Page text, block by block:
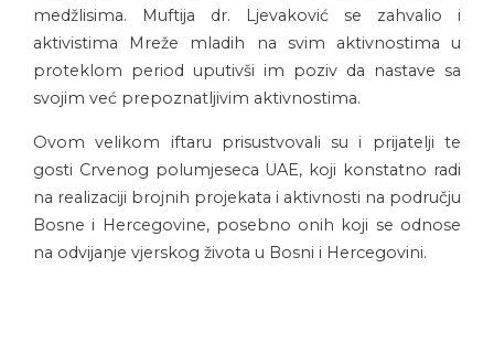
medžlisima. Muftija dr. Ljevaković se zahvalio i
aktivistima Mreže mladih na svim aktivnostima u
proteklom period uputivši im poziv da nastave sa
svojim već prepoznatljivim aktivnostima.
Ovom velikom iftaru prisustvovali su i prijatelji te
gosti Crvenog polumjeseca UAE, koji konstatno radi
na realizaciji brojnih projekata i aktivnosti na području
Bosne i Hercegovine, posebno onih koji se odnose
na odvijanje vjerskog života u Bosni i Hercegovini.